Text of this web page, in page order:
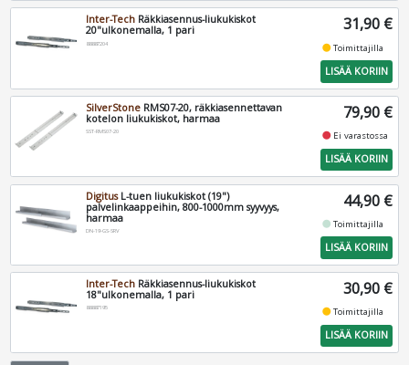
Inter-Tech Räkkiasennus-liukukiskot
20"ulkonemalla, 1 pari
88887204
31,90 €
fiber_manual_recordToimittajilla
LISÄÄ KORIIN
SilverStone RMS07-20, räkkiasennettavan
kotelon liukukiskot, harmaa
SST-RMS07-20
79,90 €
fiber_manual_record Ei varastossa
LISÄÄ KORIIN
DigitusL-tuen liukukiskot (19")
palvelinkaappeihin, 800-1000mm syyvyys,
harmaa
DN-19-GS-SRV
44,90 €
fiber_manual_recordToimittajilla
LISÄÄ KORIIN
Inter-Tech Räkkiasennus-liukukiskot
18"ulkonemalla, 1 pari
88887195
30,90 €
fiber_manual_recordToimittajilla
LISÄÄ KORIIN